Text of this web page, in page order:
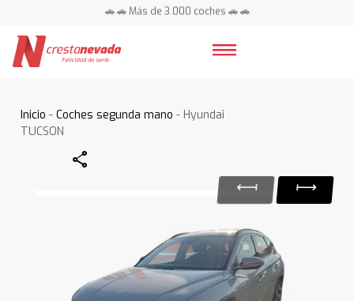
🚗 🚗 Más de 3.000 coches 🚗 🚗
Inicio -Coches segunda mano - Hyundai
TUCSON
Share